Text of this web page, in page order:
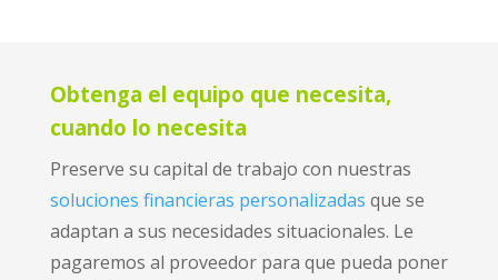
Obtenga el equipo que necesita,
cuando lo necesita
Preserve su capital de trabajo con nuestras
soluciones financieras personalizadas que se
adaptan a sus necesidades situacionales. Le
pagaremos al proveedor para que pueda poner